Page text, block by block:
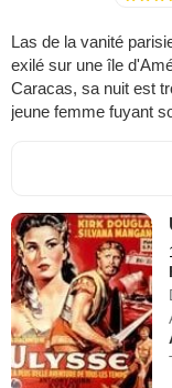
Las de la vanité
exilé sur une île
Caracas, sa nuit est
jeune femme fuyant